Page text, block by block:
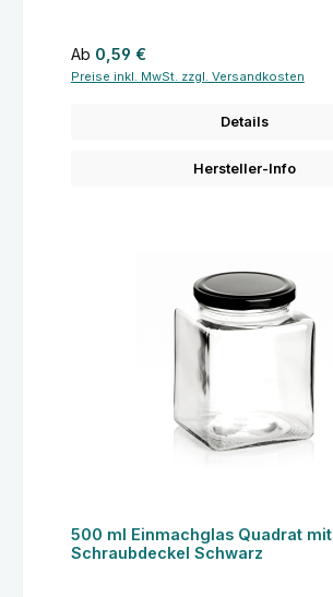
Regulärer Preis:
Ab 0,59 €
Preise inkl. MwSt. zzgl. Versandkosten
Details
Hersteller-Info
500 ml Einmachglas Quadrat mit
Schraubdeckel Schwarz